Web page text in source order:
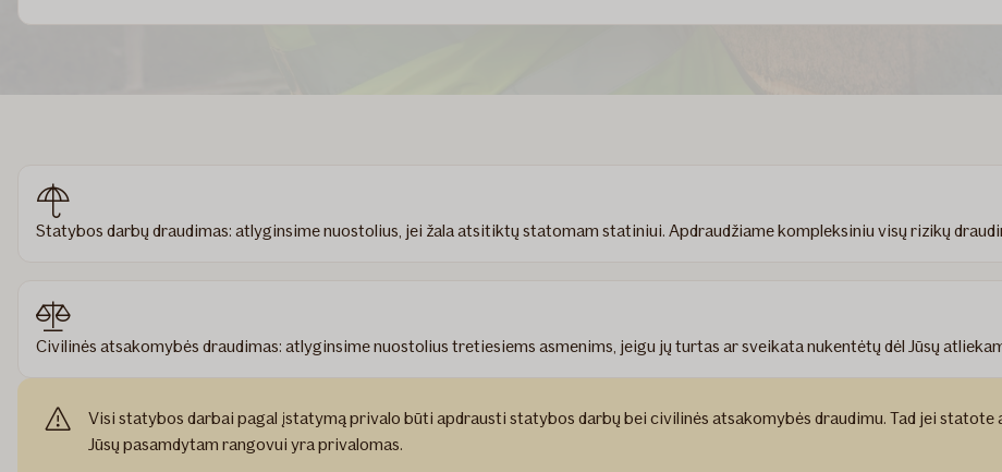
Statybos darbų draudimas: atlyginsime nuostolius, jei žala atsitiktų statomam statiniui. Apdraudžiame kompleksiniu visų rizikų
Civilinės atsakomybės draudimas: atlyginsime nuostolius tretiesiems asmenims, jeigu jų turtas ar sveikata nukentėtų dėl Jūsų
Visi statybos darbai pagal įstatymą privalo būti apdrausti statybos darbų bei civilinės atsakomybės draudimu. Tad jei statote
Jūsų pasamdytam rangovui yra privalomas.